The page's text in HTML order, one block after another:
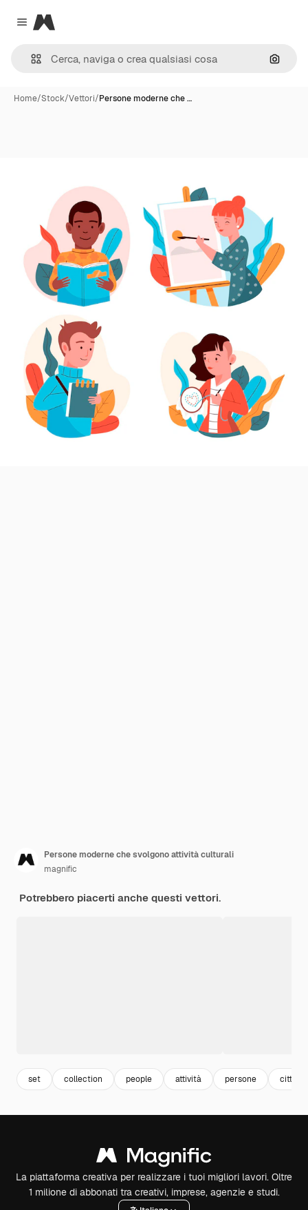
Close menu
Magnific
Cerca
Home/Stock/Vettori/Persone moderne che …
Persone moderne che svolgono attività culturali
magnific
Potrebbero piacerti anche questi vettori.
set collection people attività persone
La piattaforma creativa per realizzare i tuoi migliori lavori. Oltre
1 milione di abbonati tra creativi, imprese, agenzie e studi.